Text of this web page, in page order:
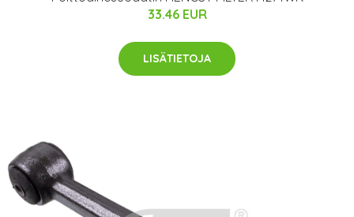
33.46 EUR
LISÄTIETOJA